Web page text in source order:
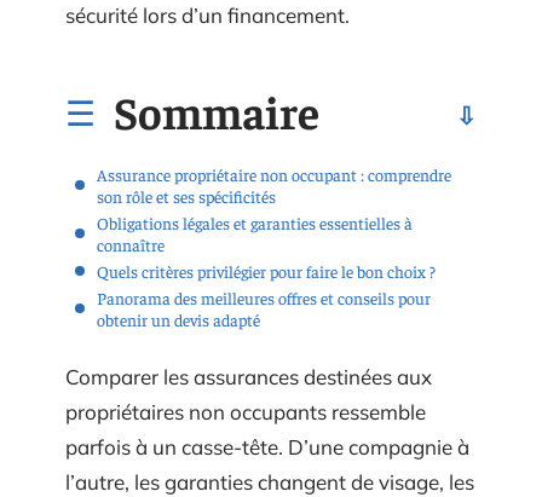
sécurité lors d’un financement.
Sommaire
Assurance propriétaire non occupant : comprendre
son rôle et ses spécificités
Obligations légales et garanties essentielles à
connaître
Quels critères privilégier pour faire le bon choix ?
Panorama des meilleures offres et conseils pour
obtenir un devis adapté
Comparer les assurances destinées aux
propriétaires non occupants ressemble
parfois à un casse-tête. D’une compagnie à
l’autre, les garanties changent de visage, les